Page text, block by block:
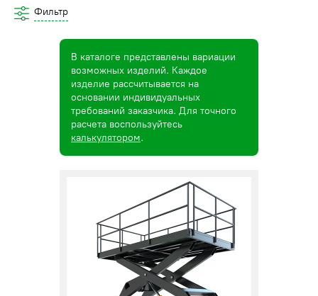
Фильтр
В каталоге представлены вариации
возможных изделий. Каждое
изделие рассчитывается на
основании индивидуальных
требований заказчика. Для точного
расчета воспользуйтесь
калькулятором.